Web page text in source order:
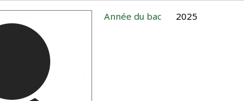
Année du bac 2025